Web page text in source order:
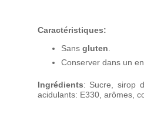
Caractéristiques:
Sans gluten
Conserver dans un
Ingrédients: Sucre, sirop
acidulants: E330, arômes,